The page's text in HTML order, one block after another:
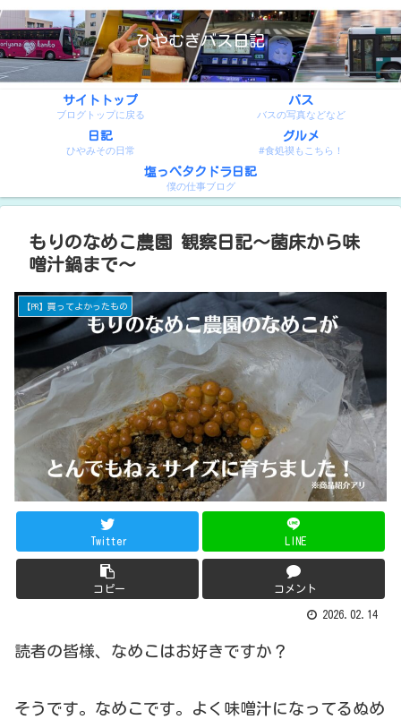
ひやむぎバス日記
サイトトップ
ブログトップに戻る
バス
バスの写真などなど
日記
ひやみその日常
グルメ
#食処禊もこちら！
塩っぺタクドラ日記
僕の仕事ブログ
もりのなめこ農園 観察日記～菌床から味
噌汁鍋まで～
【PR】買ってよかったもの
Twitter LINE
コピー コメント
2026.02.14
読者の皆様、なめこはお好きですか？
そうです。なめこです。よく味噌汁になってるぬめ